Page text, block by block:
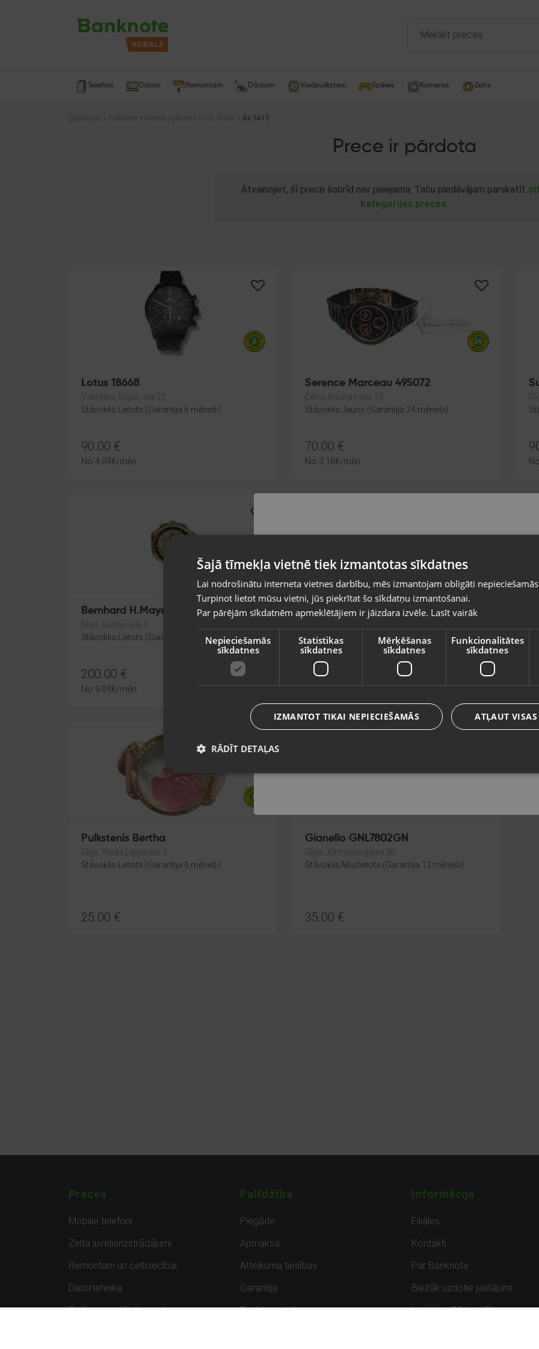
Telefoni Datori Remontam Dārzam Viedpulksteņi Spēles Kameras Zelts
Sākums Pulksteņi Kvarca pulksteņi Citi zīmoli Ax 5415
Prece ir pārdota
Atvainojiet, šī prece šobrīd nav pieejama. Taču piedāvājam parskatīt
kategorijas preces.
Lotus 18668
Valmiera, Rīgas iela 23
Stāvoklis Lietots (Garantija 6 mēneši)
90.00 €
No 4.09€/mēn.
Serence Marceau 495072
Cēsis,Raunas iela 13
Stāvoklis Jauns (Garantija 24 mēneši)
70.00 €
No 3.18€/mēn. No
Bernhard H.Mayer B6109, 0504/4500
Rīga, Audēju iela 6
Stāvoklis Lietots (Garantija 6 mēneši)
200.00 €
No 9.09€/mēn.
Kurren A-1339
Stāvoklis Lietots (Garantija 6 mēneši)
15.00€
Pulkstenis Bertha
Rīga, Paula Lejiņa iela 2
Stāvoklis Lietots (Garantija 6 mēneši)
25.00 €
Gianello GNL7802GN
Rīga, Jūrmalas gatve 30
Stāvoklis Mazlietots (Garantija 12 mēneši)
35.00 €
Preces
Mobilie telefoni
Zelta juvelierizstrādājumi
Remontam un celtniecībai
Datortehnika
Spēles un spēļu konsoles
Palīdzība
Piegāde
Apmaksa
Atteikuma tiesības
Garantija
Preču uzpirkšana
Informācija
Filiāles
Kontakti
Par Banknote
Biežāk uzdotie jautājumi
Lietots – Pārbaudīts
valsti
Vietnes saturs būs attēlots izvēlētajā valodā
Valsts
Valoda
Latviešu / Latvian
Šajā tīmekļa vietnē tiek izmantotas sīkdatnes
Lai nodrošinātu interneta vietnes darbību, mēs izmantojam obligāti
Turpinot lietot mūsu vietni, jūs piekrītat šo sīkdatņu izmantošanai.
Par pārējām sīkdatnēm apmeklētājiem ir jāizdara izvēle. Lasīt vairāk
Nepieciešamās
sīkdatnes
Statistikas
sīkdatnes
Mērķēšanas
sīkdatnes
Funkcionalitātes
sīkdatnes
ATĻAUT
IZMANTOT TIKAI NEPIECIEŠAMĀS
RĀDĪT DETAĻAS